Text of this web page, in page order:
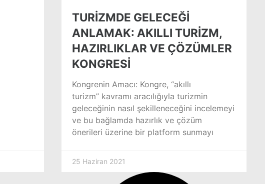
TURİZMDE GELECEĞİ
ANLAMAK: AKILLI TURİZM,
HAZIRLIKLAR VE ÇÖZÜMLER
KONGRESİ
Kongrenin Amacı: Kongre, “akıllı
turizm” kavramı aracılığıyla turizmin
geleceğinin nasıl şekilleneceğini incelemeyi
ve bu bağlamda hazırlık ve çözüm
önerileri üzerine bir platform sunmayı
25 Haziran 2021